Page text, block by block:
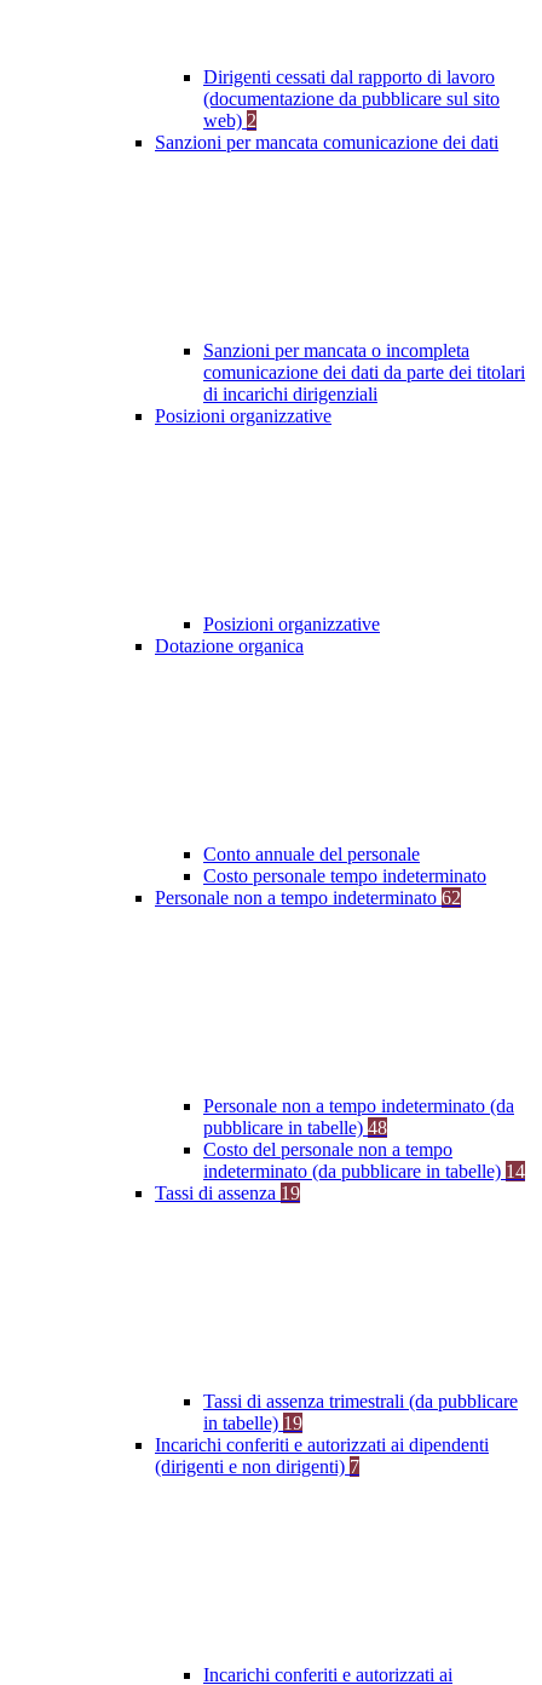
Dirigenti cessati dal rapporto di lavoro
(documentazione da pubblicare sul sito
web) 2
Sanzioni per mancata comunicazione dei dati
Sanzioni per mancata o incompleta
comunicazione dei dati da parte dei titolari
di incarichi dirigenziali
Posizioni organizzative
Posizioni organizzative
Dotazione organica
Conto annuale del personale
Costo personale tempo indeterminato
Personale non a tempo indeterminato 62
Personale non a tempo indeterminato (da
pubblicare in tabelle) 48
Costo del personale non a tempo
indeterminato (da pubblicare in tabelle) 14
Tassi di assenza 19
Tassi di assenza trimestrali (da pubblicare
in tabelle) 19
Incarichi conferiti e autorizzati ai dipendenti
(dirigenti e non dirigenti) 7
Incarichi conferiti e autorizzati ai